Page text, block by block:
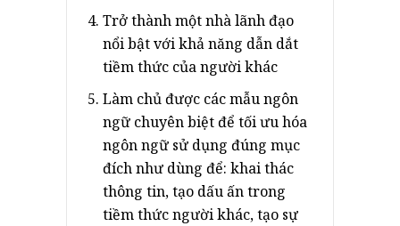
Trở thành một nhà lãnh đạo
nổi bật với khả năng dẫn dắt
tiềm thức của người khác
Làm chủ được các mẫu ngôn
ngữ chuyên biệt để tối ưu hóa
ngôn ngữ sử dụng đúng mục
đích như dùng để: khai thác
thông tin, tạo dấu ấn trong
tiềm thức người khác, tạo sự